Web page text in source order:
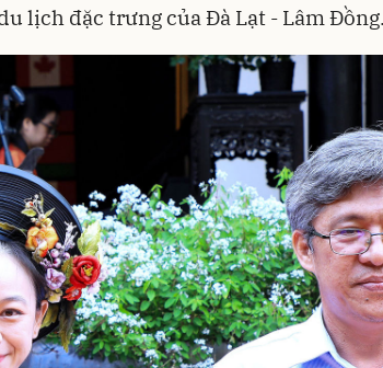
lịch đặc trưng của Đà Lạt - Lâm Đồng.